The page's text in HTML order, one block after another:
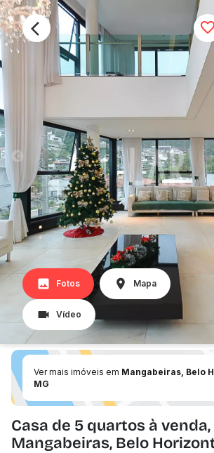
Fotos Mapa
Vídeo
Ver mais imóveis em Mangabeiras, Belo
MG
Casa de 5 quartos à venda,
Mangabeiras, Belo